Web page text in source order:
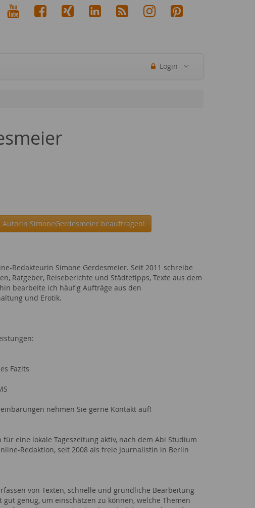
Login
SimoneGerdesmeier beauftragen!
Redakteurin Simone Gerdesmeier. Seit 2011 schreibe
Ratgeber, Reiseberichte und Städtetipps, Texte aus dem
bearbeite ich häufig Aufträge aus den
und Erotik.
Fazits
nehmen Sie gerne Kontakt auf!
eine lokale Tageszeitung aktiv, nach dem Abi Studium
Redaktion, seit 2008 als freie Journalistin in Berlin
von Texten, schnelle und gründliche Bearbeitung
genug, um einschätzen zu können, welche Themen